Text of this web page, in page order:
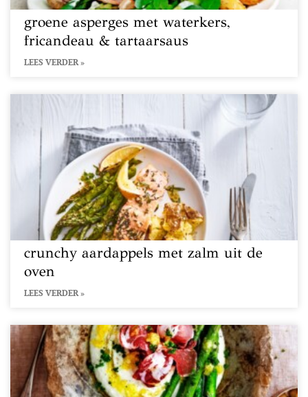
groene asperges met waterkers,
fricandeau & tartaarsaus
LEES VERDER »
crunchy aardappels met zalm uit de
oven
LEES VERDER »